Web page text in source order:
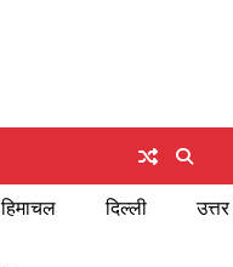
हिमाचल दिल्ली